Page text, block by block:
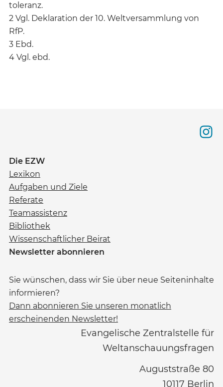
toleranz.
2 Vgl. Deklaration der 10. Weltversammlung von
RfP.
3 Ebd.
4 Vgl. ebd.
Die EZW
Lexikon
Aufgaben und Ziele
Referate
Teamassistenz
Bibliothek
Wissenschaftlicher Beirat
Newsletter abonnieren
Sie wünschen, dass wir Sie über neue Seiteninhalte
informieren?
Dann abonnieren Sie unseren monatlich
erscheinenden Newsletter!
Evangelische Zentralstelle für
Weltanschauungsfragen
Auguststraße 80
10117 Berlin